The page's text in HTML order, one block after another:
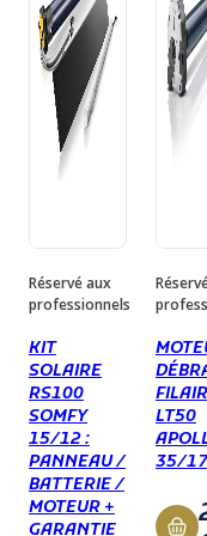
Niveau
Câble :
VVF
Longueur
Diamètre de
Type de
Indice de
Classe
Garantie
Réservé aux
professionnels
KIT
SOLAIRE
RS100
SOMFY
15/12 :
PANNEAU /
BATTERIE /
MOTEUR +
GARANTIE
LT50
35/17